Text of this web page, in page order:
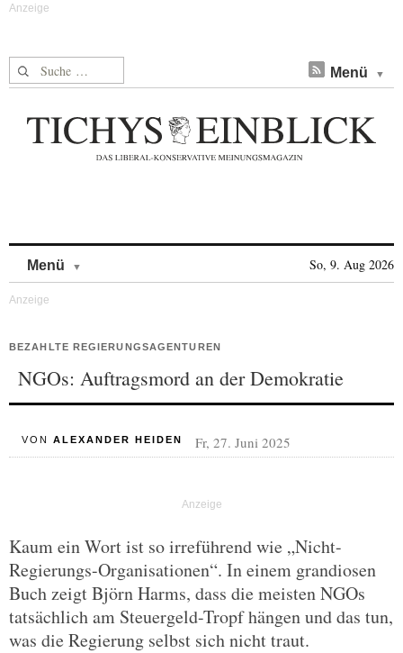
Suche nach: Menü
Menü So, 9. Aug 2026
BEZAHLTE REGIERUNGSAGENTUREN
NGOs: Auftragsmord an der Demokratie
VON ALEXANDER HEIDEN Fr, 27. Juni 2025
Kaum ein Wort ist so irreführend wie „Nicht-
Regierungs-Organisationen“. In einem grandiosen
Buch zeigt Björn Harms, dass die meisten NGOs
tatsächlich am Steuergeld-Tropf hängen und das tun,
was die Regierung selbst sich nicht traut.